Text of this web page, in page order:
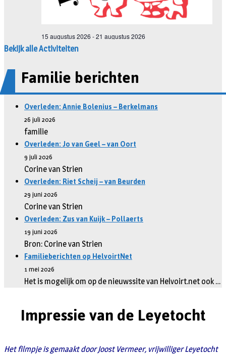
Bekijk alle Activiteiten
Familie berichten
Overleden: Annie Bolenius – Berkelmans
26 juli 2026
familie
Overleden: Jo van Geel – van Oort
9 juli 2026
Corine van Strien
Overleden: Riet Scheij – van Beurden
29 juni 2026
Corine van Strien
Overleden: Zus van Kuijk – Pollaerts
19 juni 2026
Bron: Corine van Strien
Familieberichten op HelvoirtNet
1 mei 2026
Het is mogelijk om op de nieuwssite van Helvoirt.net ook …
Impressie van de Leyetocht
Het filmpje is gemaakt door Joost Vermeer, vrijwilliger Leyetocht